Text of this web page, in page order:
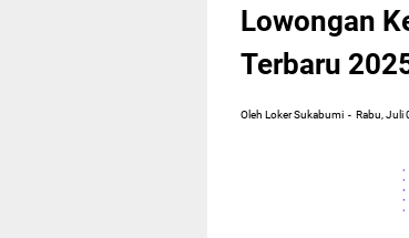
Lowongan
Terbaru
Oleh Loker Sukabumi Rabu, Juli